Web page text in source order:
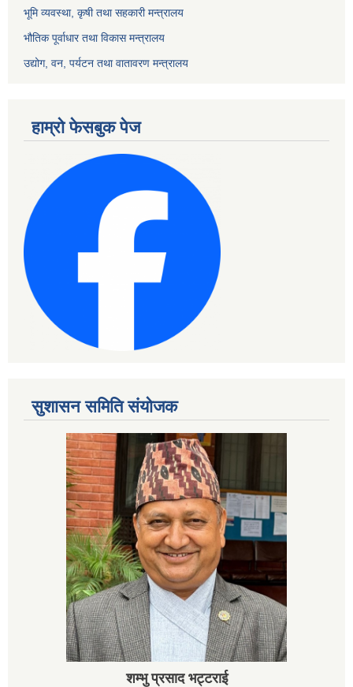
भूमि व्यवस्था, कृषी तथा सहकारी मन्त्रालय
भौतिक पूर्वाधार तथा विकास मन्त्रालय
उद्योग, वन, पर्यटन तथा वातावरण मन्त्रालय
हाम्रो फेसबुक पेज
सुशासन समिति संयोजक
शम्भु प्रसाद भट्टराई